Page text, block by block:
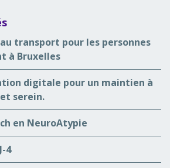
transport pour les personnes
à Bruxelles
digitale pour un maintien à
serein.
en NeuroAtypie
4